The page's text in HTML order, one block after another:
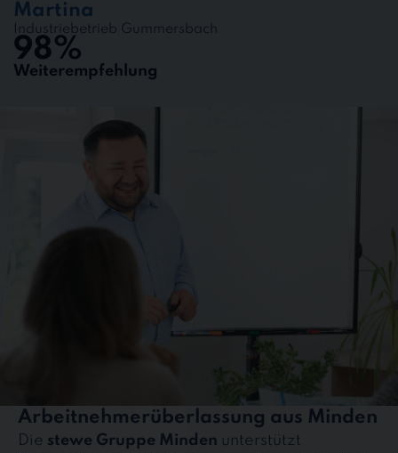
Martina
Industriebetrieb Gummersbach
98%
Weiterempfehlung
Arbeitnehmerüberlassung aus Minden
Die stewe Gruppe Minden unterstützt